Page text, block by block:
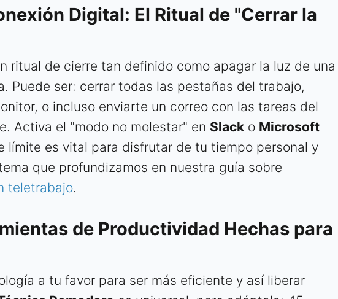
Digital: El Ritual de "Cerrar la
ritual de cierre tan definido como apagar la luz de una
Puede ser: cerrar todas las pestañas del trabajo,
o incluso enviarte un correo con las tareas del
Activa el "modo no molestar" en Slack o Microsoft
límite es vital para disfrutar de tu tiempo personal y
que profundizamos en nuestra guía sobre
teletrabajo.
de Productividad Hechas para
a tu favor para ser más eficiente y así liberar